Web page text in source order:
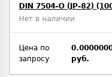
DIN 7504-O (JP-82)
Нет в наличии
Цена по
запросу
руб.